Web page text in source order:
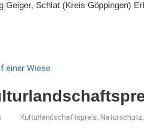
Geiger, Schlat (Kreis Göppingen)
Kulturlandschaftspreis, Naturschutz,